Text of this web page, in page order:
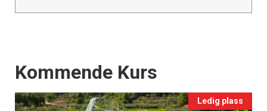
Events
Kommende Kurs
Ledig plass